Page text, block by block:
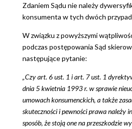
Zdaniem Sądu nie należy
konsumenta w tych dwóch
W związku z powyższymi
podczas postępowania Sąd
następujące pytanie:
„Czy art. 6 ust. 1 i art. 7 ust. 1
dnia 5 kwietnia 1993 r. w sprawie
umowach konsumenckich, a także
skuteczności i pewności prawa należy
sposób, że stoją one na przeszkodzie